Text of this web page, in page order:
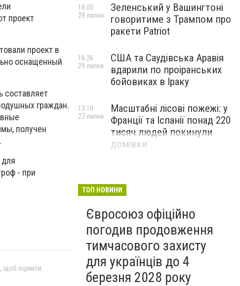
проект
проект в
оснащенный
составляет
граждан.
получен
- при
, щоб оцінити
Зеленський у Вашингтоні
говоритиме з Трампом про
ракети Patriot
18:00
29 липня
США та Саудівська Аравія
вдарили по проіранських
бойовиках в Іраку
16:26
29 липня
Масштабні лісові пожежі: у
Франції та Іспанії понад 220
тисяч людей покинули
домівки
13:10
27 липня
ТОП НОВИНИ
Євросоюз офіційно
погодив продовження
тимчасового захисту
для українців до 4
березня 2028 року